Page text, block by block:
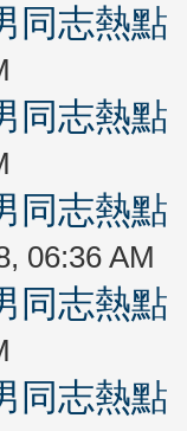
同志熱
同志熱
同志熱
06:36 AM
同志熱
同志熱